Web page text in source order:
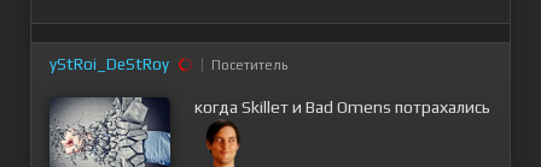
yStRoi_DeStRoy Посетитель
когда Skilleт и Bad Omens потрахались